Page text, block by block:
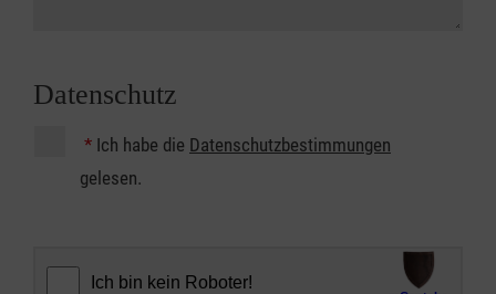
Datenschutz
* Ich habe die Datenschutzbestimmungen
gelesen.